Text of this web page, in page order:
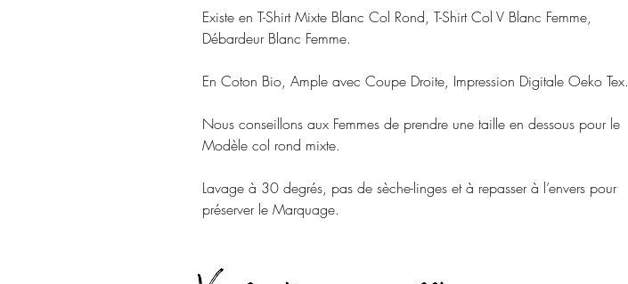
Existe en T-Shirt Mixte Blanc Col Rond, T-Shirt Col V Blanc Femme,
Débardeur Blanc Femme.
En Coton Bio, Ample avec Coupe Droite, Impression Digitale Oeko Tex.
Nous conseillons aux Femmes de prendre une taille en dessous pour le
Modèle col rond mixte.
Lavage à 30 degrés, pas de sèche-linges et à repasser à l’envers pour
préserver le Marquage.